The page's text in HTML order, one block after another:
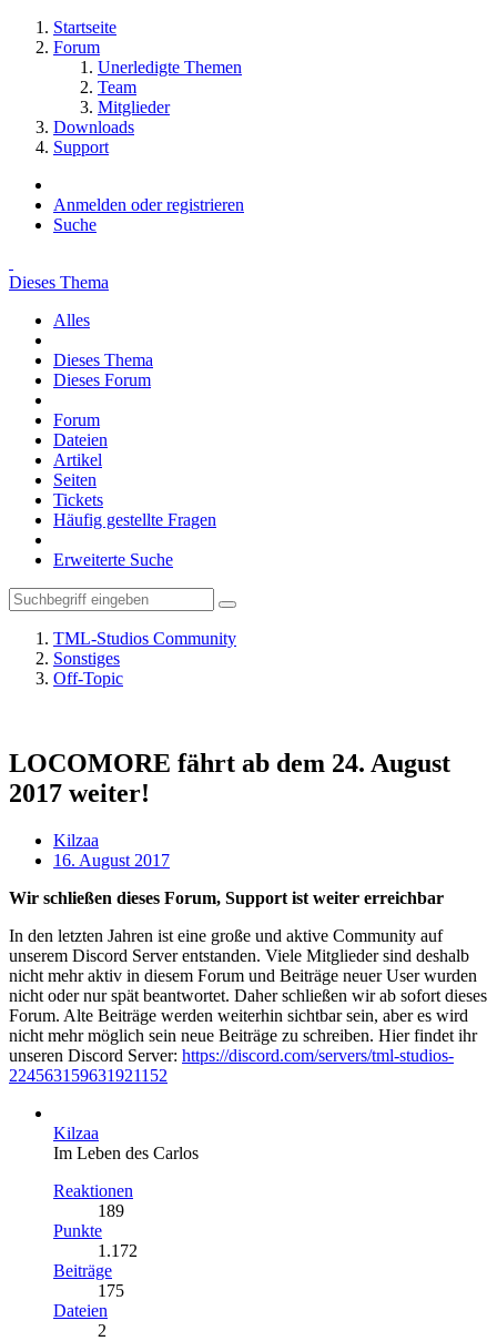
Startseite
Forum
Unerledigte Themen
Team
Mitglieder
Downloads
Support
Anmelden oder registrieren
Suche
Dieses Thema
Alles
Dieses Thema
Dieses Forum
Forum
Dateien
Artikel
Seiten
Tickets
Häufig gestellte Fragen
Erweiterte Suche
TML-Studios Community
Sonstiges
Off-Topic
LOCOMORE fährt ab dem 24. August
2017 weiter!
Kilzaa
16. August 2017
Wir schließen dieses Forum, Support ist weiter erreichbar
In den letzten Jahren ist eine große und aktive Community auf
unserem Discord Server entstanden. Viele Mitglieder sind deshalb
nicht mehr aktiv in diesem Forum und Beiträge neuer User wurden
nicht oder nur spät beantwortet. Daher schließen wir ab sofort dieses
Forum. Alte Beiträge werden weiterhin sichtbar sein, aber es wird
nicht mehr möglich sein neue Beiträge zu schreiben. Hier findet ihr
unseren Discord Server: https://discord.com/servers/tml-studios-
224563159631921152
Kilzaa
Im Leben des Carlos
Reaktionen
189
Punkte
1.172
Beiträge
175
Dateien
2